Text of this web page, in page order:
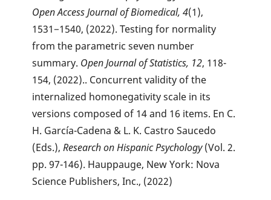
Open Access Journal of Biomedical, 4(1),
1531−1540, (2022). Testing for normality
from the parametric seven number
summary. Open Journal of Statistics, 12, 118-
154, (2022).. Concurrent validity of the
internalized homonegativity scale in its
versions composed of 14 and 16 items. En C.
H. García-Cadena & L. K. Castro Saucedo
(Eds.),Research on Hispanic Psychology(Vol. 2.
pp. 97-146). Hauppauge, New York: Nova
Science Publishers, Inc., (2022)